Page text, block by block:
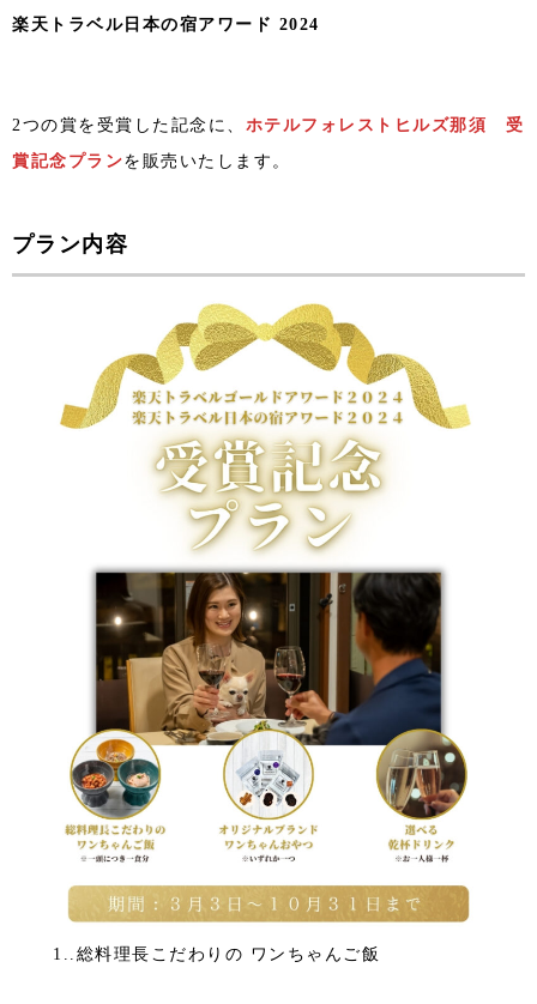
楽天トラベル日本の宿アワード 2024
2つの賞を受賞した記念に、 ホテルフォレストヒルズ那須 受
賞記念 プランを販売いたします。
プラン内容
1..総料理長こだわりの ワンちゃんご飯